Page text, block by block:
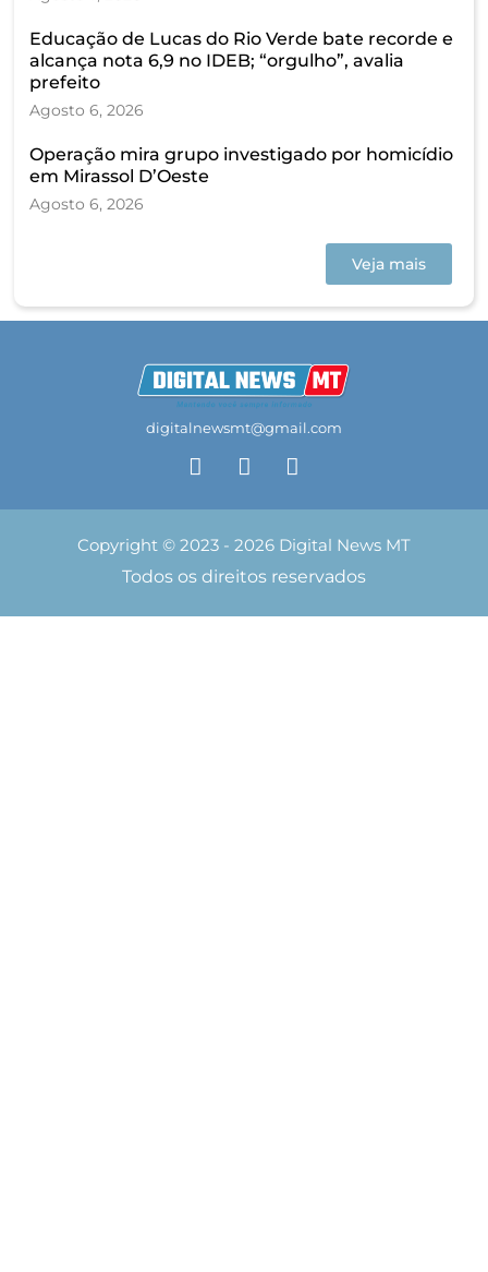
Educação de Lucas do Rio Verde bate recorde e
alcança nota 6,9 no IDEB; “orgulho”, avalia
prefeito
Agosto 6, 2026
Operação mira grupo investigado por homicídio
em Mirassol D’Oeste
Agosto 6, 2026
Veja mais
digitalnewsmt@gmail.com
Copyright © 2023 - 2026 Digital News MT
Todos os direitos reservados